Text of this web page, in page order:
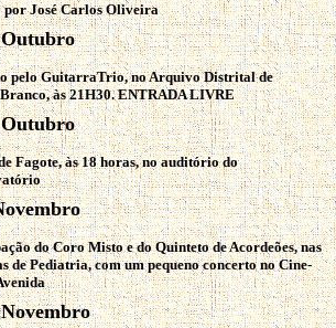
José Carlos Oliveira
pelo GuitarraTrio, no Arquivo Distrital de
às 21H30. ENTRADA LIVRE
Fagote, às 18 horas, no auditório do
do Coro Misto e do Quinteto de Acordeões, nas
de Pediatria, com um pequeno concerto no Cine-